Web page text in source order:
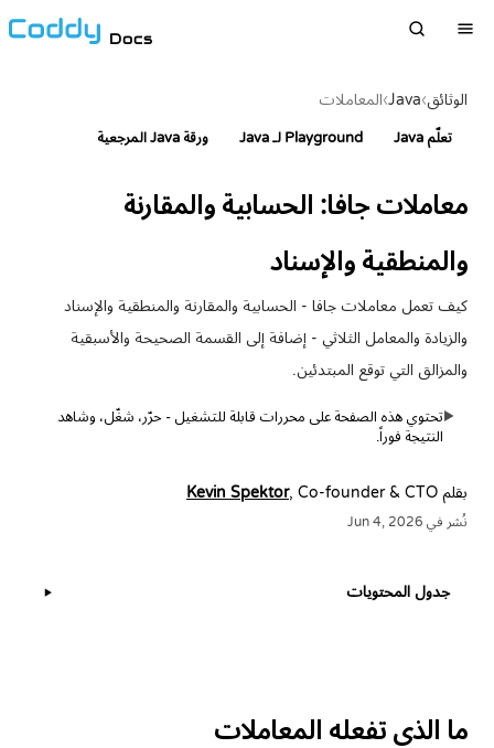
Docs
الوثائق›
Java
›المعاملات
تعلّم Java Playground لـ Java ورقة Java المرجعية
معاملات جافا: الحسابية والمقارنة
والمنطقية والإسناد
كيف تعمل معاملات جافا - الحسابية والمقارنة والمنطقية والإسناد
والزيادة والمعامل الثلاثي - إضافة إلى القسمة الصحيحة والأسبقية
والمزالق التي توقع المبتدئين.
▶تحتوي هذه الصفحة على محررات قابلة للتشغيل - حرّر، شغّل، وشاهد
النتيجة فوراً.
بقلم Kevin Spektor, Co-founder & CTO
نُشر في Jun 4, 2026
ما الذي تفعله المعاملات
جدول المحتويات ▶